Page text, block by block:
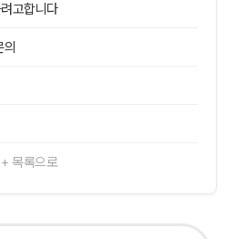
고합니다
+ 목록으로